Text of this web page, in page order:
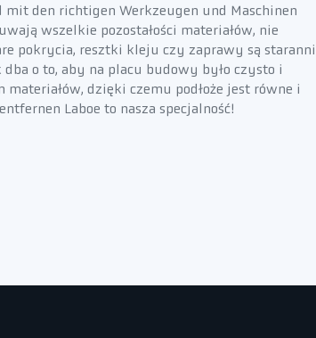
mit den richtigen Werkzeugen und Maschinen
wszelkie pozostałości materiałów, nie
pokrycia, resztki kleju czy zaprawy są
o to, aby na placu budowy było czysto i
dzięki czemu podłoże jest równe i
Laboe to nasza specjalność!